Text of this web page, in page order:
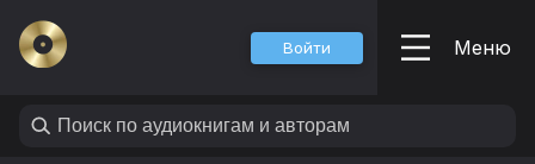
Войти Меню